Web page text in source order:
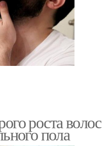
роста волос
пола